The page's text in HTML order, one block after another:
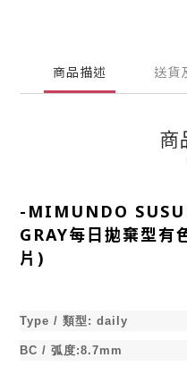
商品描述 送貨
商
- MIMUNDO
GRAY每日拋棄型
片)
Type / 類型 : daily
BC / 弧度:8.7mm